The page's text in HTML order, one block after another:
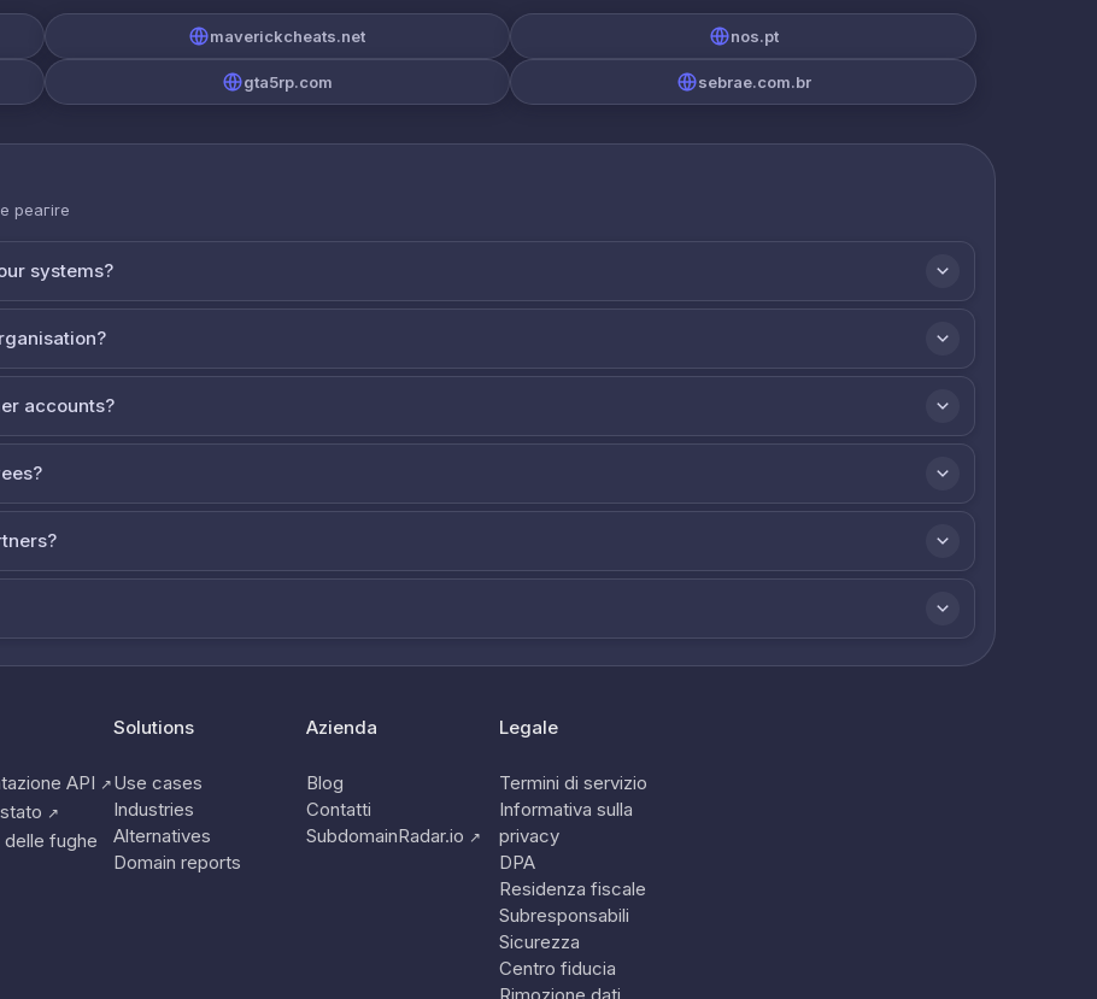
maverickcheats.net nos.pt
gta5rp.com sebrae.com.br
реагire
systems?
accounts?
API ↗
↗
delle fughe
Solutions
Use cases
Industries
Alternatives
Domain reports
Azienda
Blog
Contatti
SubdomainRadar.io ↗
Legale
Termini di servizio
Informativa sulla
privacy
DPA
Residenza fiscale
Subresponsabili
Sicurezza
Centro fiducia
Rimozione dati